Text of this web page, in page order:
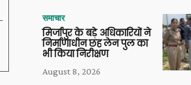
समाचार
मिर्जापुर के बड़े अधिकारियों ने
निर्माणाधीन छह लेन पुल का
भी किया निरीक्षण
August 8, 2026